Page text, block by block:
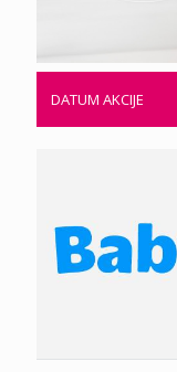
DATUM AKCIJE